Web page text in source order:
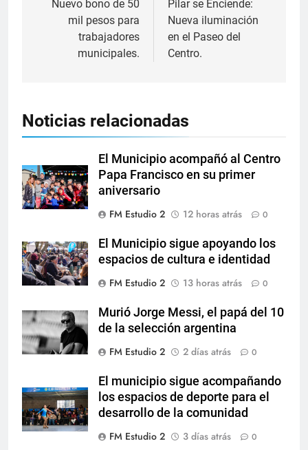
Nuevo bono de 50
mil pesos para
trabajadores
municipales.
Pilar se Enciende:
Nueva iluminación
en el Paseo del
Centro.
Noticias relacionadas
El Municipio acompañó al Centro
Papa Francisco en su primer
aniversario
FM Estudio 2
12 horas atrás 0
El Municipio sigue apoyando los
espacios de cultura e identidad
FM Estudio 2
13 horas atrás 0
Murió Jorge Messi, el papá del 10
de la selección argentina
FM Estudio 2
2 días atrás 0
El municipio sigue acompañando
los espacios de deporte para el
desarrollo de la comunidad
FM Estudio 2
3 días atrás 0